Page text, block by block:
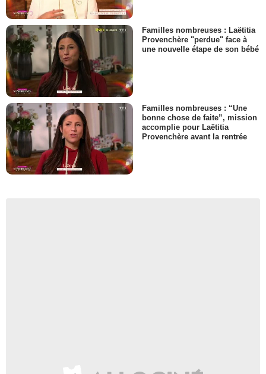
Familles nombreuses : Laëtitia
Provenchère "perdue" face à
une nouvelle étape de son bébé
Familles nombreuses : “Une
bonne chose de faite”, mission
accomplie pour Laëtitia
Provenchère avant la rentrée